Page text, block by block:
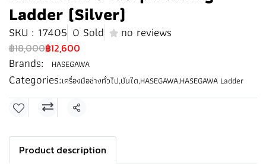
Ladder (Silver)
SKU : 17405 0 Sold no reviews
฿18,000฿12,600
Brands: HASEGAWA
Categories:เครื่องมือช่างทั่วไป,บันได,HASEGAWA,HASEGAWA Ladder
Share
Product description